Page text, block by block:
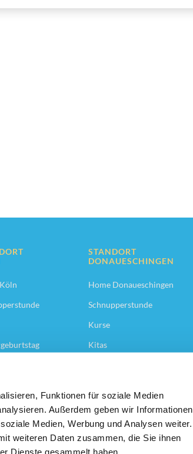
Funktionen für soziale Medien
Außerdem geben wir Informationen
Medien, Werbung und Analysen weiter.
weiteren Daten zusammen, die Sie ihnen
Dienste gesammelt haben.
Locations
STANDORT
DONAUESCHINGEN
Home Donaueschingen
Schnupperstunde
Kurse
Kitas